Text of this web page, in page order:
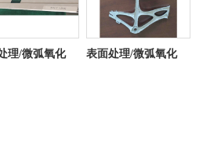
理/微弧氧化 表面处理/微弧氧化